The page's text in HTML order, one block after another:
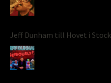
Jeff Dunham till Hovet i